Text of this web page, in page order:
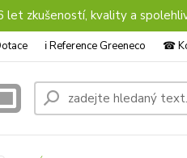
let zkušeností, kvality a
ℹ︎ Reference Greeneco ☎︎